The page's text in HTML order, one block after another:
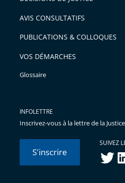
avant
AVIS CONSULTATIFS
PUBLICATIONS & COLLOQUES
VOS DÉMARCHES
Glossaire
INFOLETTRE
Inscrivez-vous à la lettre de la
S'inscrire
SUIVEZ
twitter